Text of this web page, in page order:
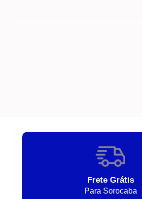
Frete Grátis
Para Sorocaba